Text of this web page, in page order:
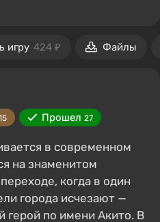
игру 424 ₽ Файлы
Прошел 27
в современном
на знаменитом
когда в один
города исчезают —
герой по имени Акито. В